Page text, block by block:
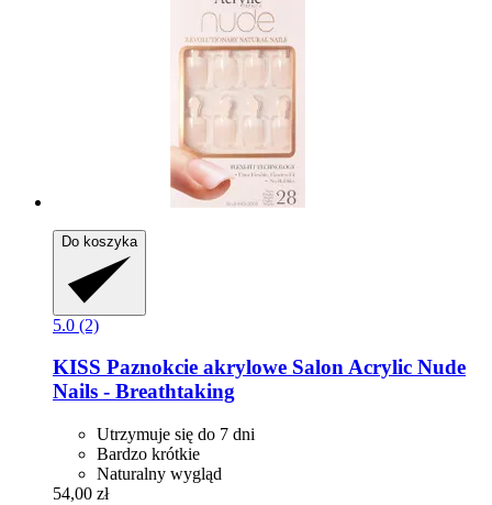
Do koszyka
5.0 (2)
KISS Paznokcie akrylowe Salon Acrylic Nude
Nails -​ Breathtaking
Utrzymuje się do 7 dni
Bardzo krótkie
Naturalny wygląd
54,00 zł